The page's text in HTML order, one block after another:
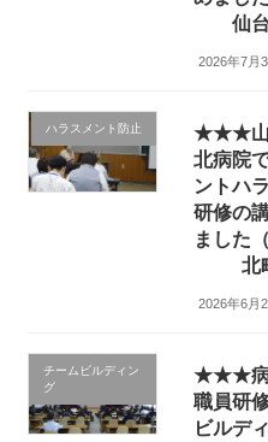
仙
2026年7月
ハラスメント防止
★★★山
北病院
ントハ
研修の
ました
北
2026年6月
チームビルディン
グ
★★★病
職員研
ビルデ